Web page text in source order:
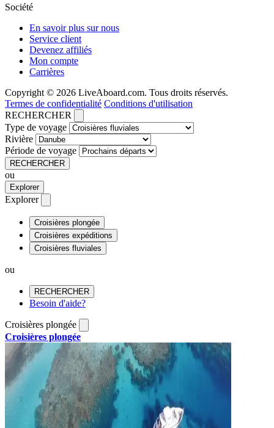
Société
En savoir plus sur nous
Service client
Devenez affiliés
Mon compte
Carrières
Copyright © 2026 LiveAboard.com. Tous droits réservés.
Termes de confidentialité Conditions d'utilisation
RECHERCHER
Type de voyage
Rivière
Période de voyage
RECHERCHER
ou
Explorer
Explorer
Croisières plongée
Croisières expéditions
Croisières fluviales
ou
RECHERCHER
Besoin d'aide?
Croisières plongée
Croisières plongée